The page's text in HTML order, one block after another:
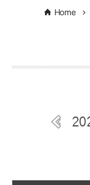
Home
일간 부서일정관리